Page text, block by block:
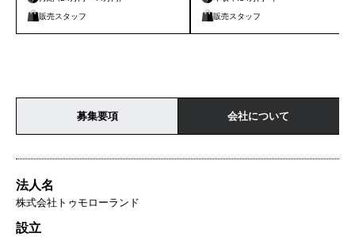
販売スタッフ
販売スタッフ
募集要項 会社について
法人名
株式会社トゥモローランド
設立